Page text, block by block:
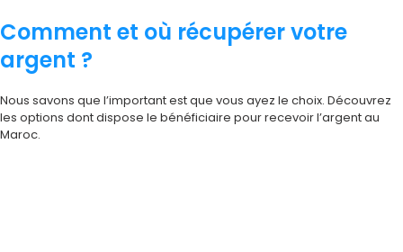
Comment et où récupérer votre
argent ?
Nous savons que l’important est que vous ayez le choix. Découvrez
les options dont dispose le bénéficiaire pour recevoir l’argent au
Maroc.